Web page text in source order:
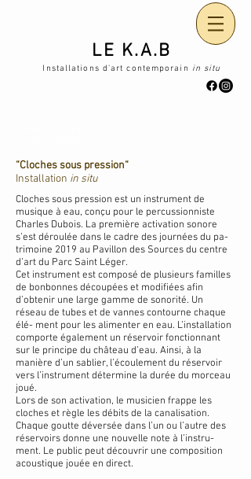
LE K.A.B
Installations d'art contemporain in situ
“Cloches sous pression“
Installation in situ
Cloches sous pression est un instrument de
musique à eau, conçu pour le percussionniste
Charles Dubois. La première activation sonore
s’est déroulée dans le cadre des journées du pa-
trimoine 2019 au Pavillon des Sources du centre
d’art du Parc Saint Léger.
Cet instrument est composé de plusieurs familles
de bonbonnes découpées et modifiées afin
d’obtenir une large gamme de sonorité. Un
réseau de tubes et de vannes contourne chaque
élé- ment pour les alimenter en eau. L’installation
comporte également un réservoir fonctionnant
sur le principe du château d’eau. Ainsi, à la
manière d’un sablier, l’écoulement du réservoir
vers l’instrument détermine la durée du morceau
joué.
Lors de son activation, le musicien frappe les
cloches et règle les débits de la canalisation.
Chaque goutte déversée dans l’un ou l’autre des
réservoirs donne une nouvelle note à l’instru-
ment. Le public peut découvrir une composition
acoustique jouée en direct.